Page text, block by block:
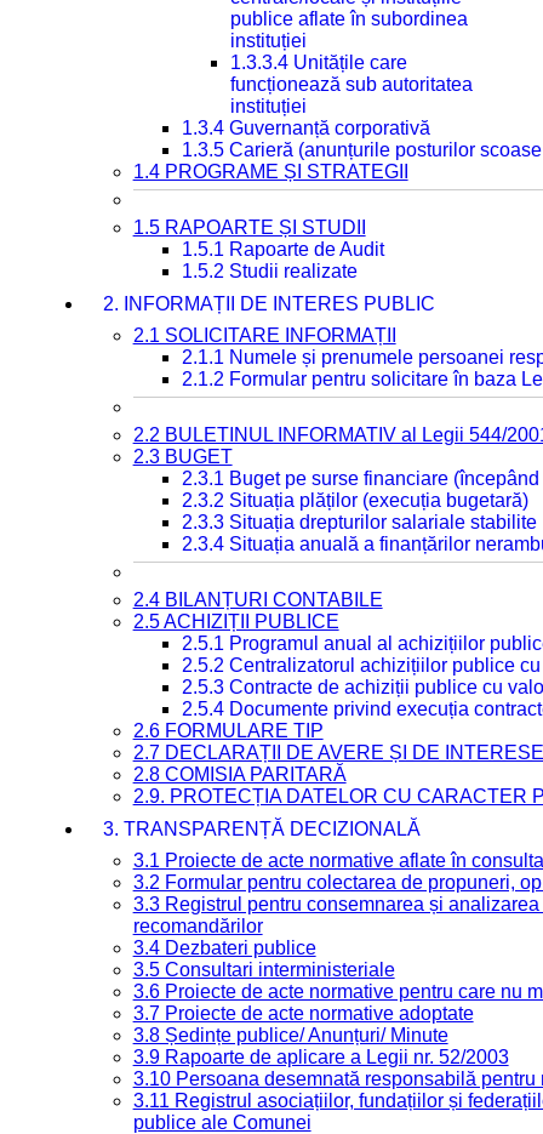
publice aflate în subordinea
instituției
1.3.3.4 Unitățile care
funcționează sub autoritatea
instituției
1.3.4 Guvernanță corporativă
1.3.5 Carieră (anunțurile posturilor
1.4 PROGRAME ȘI STRATEGII
1.5 RAPOARTE ȘI STUDII
1.5.1 Rapoarte de Audit
1.5.2 Studii realizate
2. INFORMAȚII DE INTERES PUBLIC
2.1 SOLICITARE INFORMAȚII
2.1.1 Numele și prenumele persoanei
2.1.2 Formular pentru solicitare în baza
2.2 BULETINUL INFORMATIV al Legii 544/
2.3 BUGET
2.3.1 Buget pe surse financiare
2.3.2 Situația plăților (execuția bugetară)
2.3.3 Situația drepturilor salariale
2.3.4 Situația anuală a finanțărilor
2.4 BILANȚURI CONTABILE
2.5 ACHIZIȚII PUBLICE
2.5.1 Programul anual al achizițiilor
2.5.2 Centralizatorul achizițiilor publice
2.5.3 Contracte de achiziții publice cu
2.5.4 Documente privind execuția
2.6 FORMULARE TIP
2.7 DECLARAȚII DE AVERE ȘI DE INTERESE
2.8 COMISIA PARITARĂ
2.9. PROTECȚIA DATELOR CU CARACTER
3. TRANSPARENȚĂ DECIZIONALĂ
3.1 Proiecte de acte normative aflate în
3.2 Formular pentru colectarea de propuneri,
3.3 Registrul pentru consemnarea și
recomandărilor
3.4 Dezbateri publice
3.5 Consultari interministeriale
3.6 Proiecte de acte normative pentru care nu
3.7 Proiecte de acte normative adoptate
3.8 Ședințe publice/ Anunțuri/ Minute
3.9 Rapoarte de aplicare a Legii nr. 52/2003
3.10 Persoana desemnată responsabilă
3.11 Registrul asociațiilor, fundațiilor și
publice ale Comunei